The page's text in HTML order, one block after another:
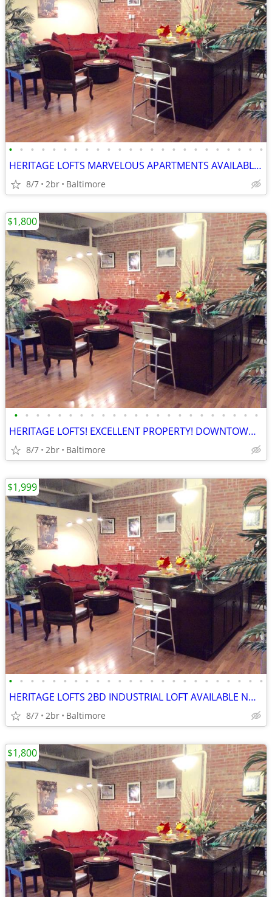
• • • • • • • • • • • • • • • • • • • • • • • •
HERITAGE LOFTS MARVELOUS APARTMENTS AVAILABLE NOW! BEST DEALS! 21201
8/7 2br Baltimore
• • • • • • • • • • • • • • • • • • • • • • •
HERITAGE LOFTS! EXCELLENT PROPERTY! DOWNTOWN SPECIALS AVAILABLE! 21201
8/7 2br Baltimore
$1,800
• • • • • • • • • • • • • • • • • • • • • • • •
HERITAGE LOFTS 2BD INDUSTRIAL LOFT AVAILABLE NOW ! GREAT DEALS! 21201
8/7 2br Baltimore
$1,999
$1,800